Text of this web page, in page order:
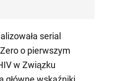
serial
o pierwszym
w Związku